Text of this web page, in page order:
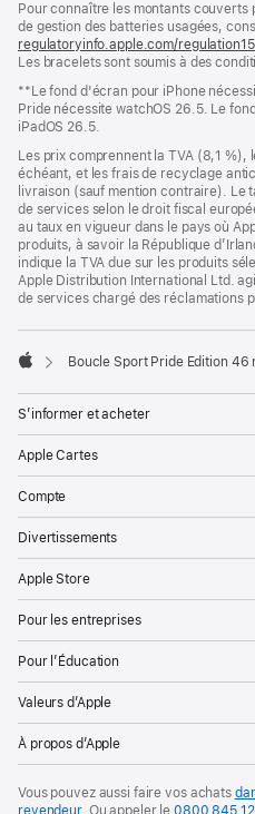
une
nouvelle
fenêtre)
Pour connaître les montants
de gestion des batteries usagées,
regulatoryinfo.apple.com/
Les bracelets sont soumis à des
**Le fond d'écran pour iPhone
Pride nécessite watchOS 26.5. Le
iPadOS 26.5.
Les prix comprennent la TVA (8,1
échéant, et les frais de recyclage
livraison (sauf mention contraire). Le
de services selon le droit fiscal
au taux en vigueur dans le pays où
produits, à savoir la République
indique la TVA due sur les produits
Apple Distribution International Ltd.
de services chargé des réclamations
Boucle Sport Pride Edition 46
S’informer et acheter
Apple Cartes
Compte
Divertissements
Apple Store
Pour les entreprises
Pour l’Éducation
Valeurs d’Apple
À propos d’Apple
Vous pouvez aussi faire vos achats
revendeur. Ouappeler le0800 845